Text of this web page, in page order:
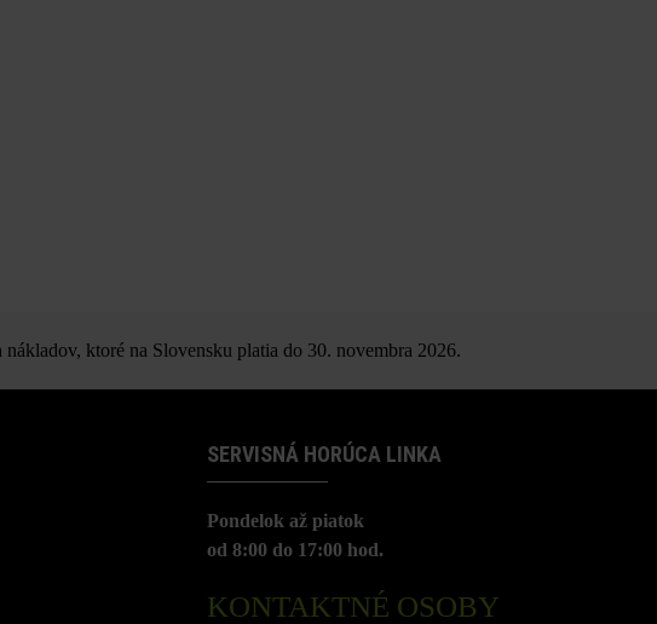
ktoré na Slovensku platia do 30. novembra 2026.
SERVISNÁ HORÚCA LINKA
Pondelok až piatok
od 8:00 do 17:00 hod.
KONTAKTNÉ OSOBY